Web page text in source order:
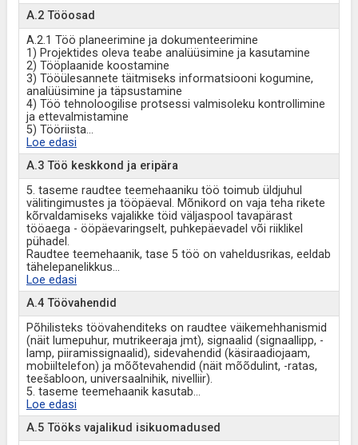
A.2 Tööosad
A.2.1 Töö planeerimine ja dokumenteerimine
1) Projektides oleva teabe analüüsimine ja kasutamine
2) Tööplaanide koostamine
3) Tööülesannete täitmiseks informatsiooni kogumine,
analüüsimine ja täpsustamine
4) Töö tehnoloogilise protsessi valmisoleku kontrollimine
ja ettevalmistamine
5) Tööriista...
Loe edasi
A.3 Töö keskkond ja eripära
5. taseme raudtee teemehaaniku töö toimub üldjuhul
välitingimustes ja tööpäeval. Mõnikord on vaja teha rikete
kõrvaldamiseks vajalikke töid väljaspool tavapärast
tööaega - ööpäevaringselt, puhkepäevadel või riiklikel
pühadel.
Raudtee teemehaanik, tase 5 töö on vaheldusrikas, eeldab
tähelepanelikkus...
Loe edasi
A.4 Töövahendid
Põhilisteks töövahenditeks on raudtee väikemehhanismid
(näit lumepuhur, mutrikeeraja jmt), signaalid (signaallipp, -
lamp, piiramissignaalid), sidevahendid (käsiraadiojaam,
mobiiltelefon) ja mõõtevahendid (näit mõõdulint, -ratas,
teešabloon, universaalnihik, nivelliir).
5. taseme teemehaanik kasutab...
Loe edasi
A.5 Tööks vajalikud isikuomadused